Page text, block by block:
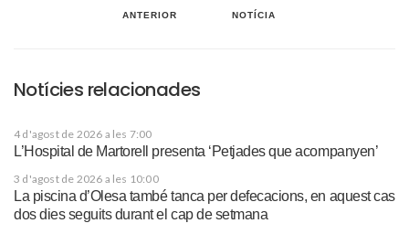
ANTERIOR NOTÍCIA
Notícies relacionades
4 d'agost de 2026 a les 7:00
L’Hospital de Martorell presenta ‘Petjades que acompanyen’
3 d'agost de 2026 a les 10:00
La piscina d’Olesa també tanca per defecacions, en aquest cas
dos dies seguits durant el cap de setmana